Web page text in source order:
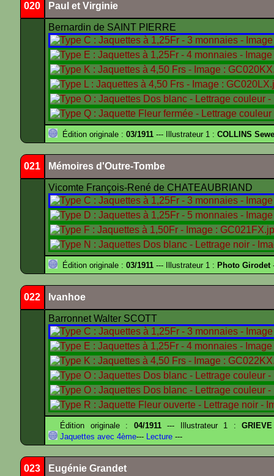
020 Paul et Virginie
Bernardin de SAINT PIERRE
Édition originale : 03/1911 --- Illustrateur 1 : COLLINS
021 Mémoires d'Outre-Tombe
Vicomte François-René de CHATEAUBRIAND
Édition originale : 03/1911 --- Illustrateur 1 : Photo Girodet
022 Ivanhoe
Barronnet Walter SCOTT
Édition originale : 04/1911--- Illustrateur 1 :
Jaquettes avec 4ème--- Lecture ---
023 Eugénie Grandet